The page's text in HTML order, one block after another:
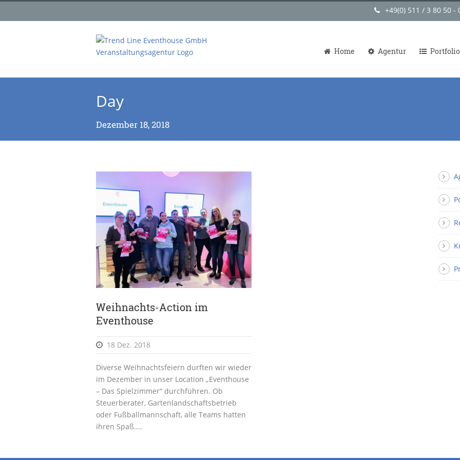
+49(0) 511 / 3 80 50 -
Home Agentur Portfolio
Day
Dezember 18, 2018
Weihnachts-Action im
Eventhouse
18 Dez. 2018
Diverse Weihnachtsfeiern durften wir wieder
im Dezember in unser Location „Eventhouse
– Das Spielzimmer“ durchführen. Ob
Steuerberater, Gartenlandschaftsbetrieb
oder Fußballmannschaft, alle Teams hatten
ihren Spaß....